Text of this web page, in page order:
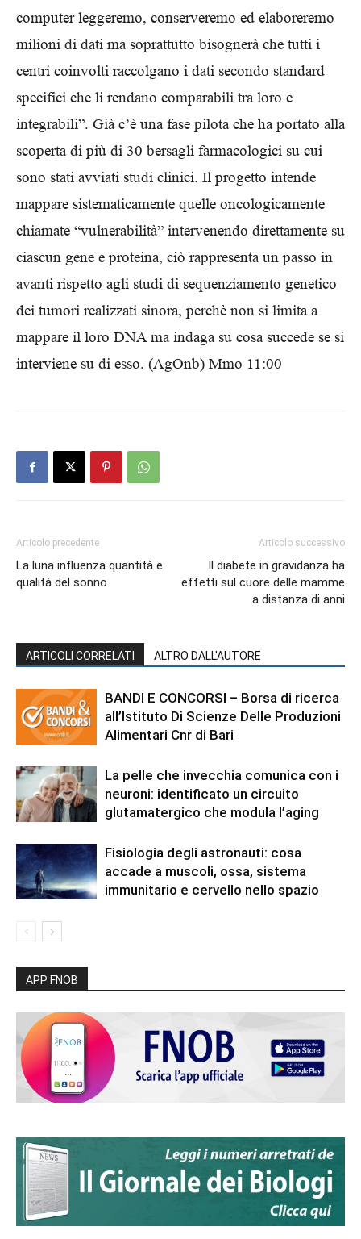
computer leggeremo, conserveremo ed elaboreremo
milioni di dati ma soprattutto bisognerà che tutti i
centri coinvolti raccolgano i dati secondo standard
specifici che li rendano comparabili tra loro e
integrabili”. Già c’è una fase pilota che ha portato alla
scoperta di più di 30 bersagli farmacologici su cui
sono stati avviati studi clinici. Il progetto intende
mappare sistematicamente quelle oncologicamente
chiamate “vulnerabilità” intervenendo direttamente su
ciascun gene e proteina, ciò rappresenta un passo in
avanti rispetto agli studi di sequenziamento genetico
dei tumori realizzati sinora, perchè non si limita a
mappare il loro DNA ma indaga su cosa succede se si
interviene su di esso. (AgOnb) Mmo 11:00
Articolo precedente
La luna influenza quantità e
qualità del sonno
Articolo successivo
Il diabete in gravidanza ha
effetti sul cuore delle mamme
a distanza di anni
ARTICOLI CORRELATI ALTRO DALL'AUTORE
BANDI E CONCORSI – Borsa di ricerca
all’Istituto Di Scienze Delle Produzioni
Alimentari Cnr di Bari
La pelle che invecchia comunica con i
neuroni: identificato un circuito
glutamatergico che modula l’aging
Fisiologia degli astronauti: cosa
accade a muscoli, ossa, sistema
immunitario e cervello nello spazio
APP FNOB